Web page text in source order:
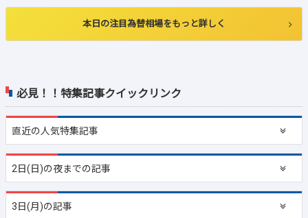
必見！！特集記事クイックリンク
直近の人気特集記事
2日(日)の夜までの記事
3日(月)の記事
本日の注目為替相場をもっと詳しく